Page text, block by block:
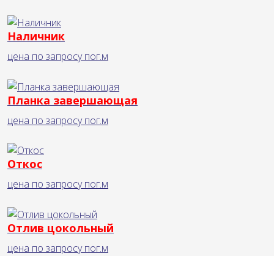
Наличник
цена по запросу пог.м
Планка завершающая
цена по запросу пог.м
Откос
цена по запросу пог.м
Отлив цокольный
цена по запросу пог.м